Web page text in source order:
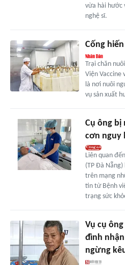
vừa hài hước
nghệ sĩ.
Cống
Trại chăn
Viện Vaccine
là nơi nuôi
vụ sản xuất
Cụ ông bị
cơn nguy
Liên quan
(TP Đà
trên mạng
tin từ Bệnh
trạng sức
Vụ cụ
đình
ngừng